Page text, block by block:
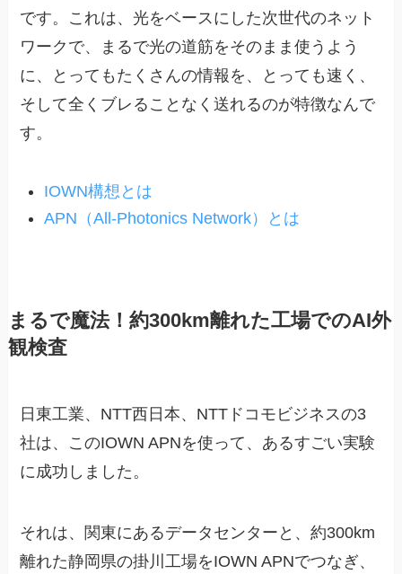
です。これは、光をベースにした次世代のネット
ワークで、まるで光の道筋をそのまま使うよう
に、とってもたくさんの情報を、とっても速く、
そして全くブレることなく送れるのが特徴なんで
す。
IOWN構想とは
APN（All-Photonics Network）とは
まるで魔法！約300km離れた工場でのAI外
観検査
日東工業、NTT西日本、NTTドコモビジネスの3
社は、このIOWN APNを使って、あるすごい実験
に成功しました。
それは、関東にあるデータセンターと、約300km
離れた静岡県の掛川工場をIOWN APNでつなぎ、